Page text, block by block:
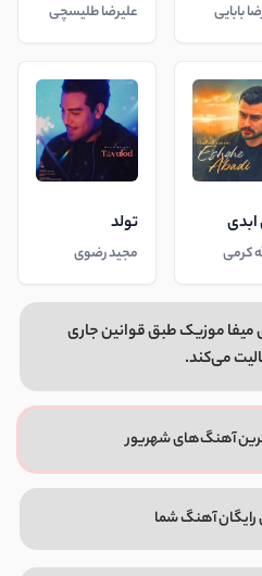
بابایی علیرضا طلیسچی
کرمی
تولد
مجید رضوی
میفا موزیک طبق قوانین جاری
می‌کند.
آهنگ‌های شهریور
آهنگ شما